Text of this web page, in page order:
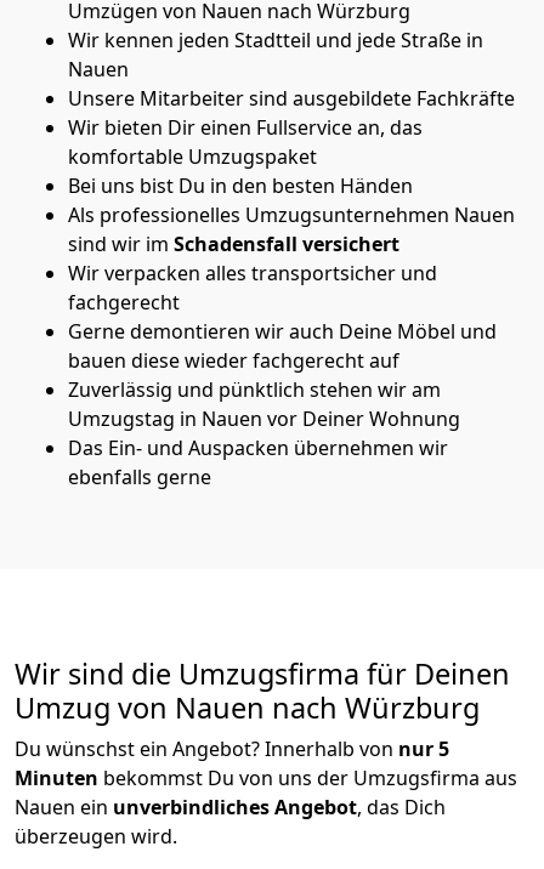
Umzügen von Nauen nach Würzburg
Wir kennen jeden Stadtteil und jede Straße in
Nauen
Unsere Mitarbeiter sind ausgebildete Fachkräfte
Wir bieten Dir einen Fullservice an, das
komfortable Umzugspaket
Bei uns bist Du in den besten Händen
Als professionelles Umzugsunternehmen Nauen
sind wir im Schadensfall versichert
Wir verpacken alles transportsicher und
fachgerecht
Gerne demontieren wir auch Deine Möbel und
bauen diese wieder fachgerecht auf
Zuverlässig und pünktlich stehen wir am
Umzugstag in Nauen vor Deiner Wohnung
Das Ein- und Auspacken übernehmen wir
ebenfalls gerne
Wir sind die Umzugsfirma für Deinen
Umzug von Nauen nach Würzburg
Du wünschst ein Angebot? Innerhalb von nur 5
Minuten bekommst Du von uns der Umzugsfirma aus
Nauen ein unverbindliches Angebot, das Dich
überzeugen wird.